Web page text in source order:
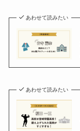
あわせて読みたい
あわせて読みたい